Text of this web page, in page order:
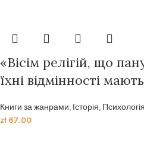
«Вісім релігій, що
їхні відмінності
Книги за жанрами, Історія,
zł 67.00